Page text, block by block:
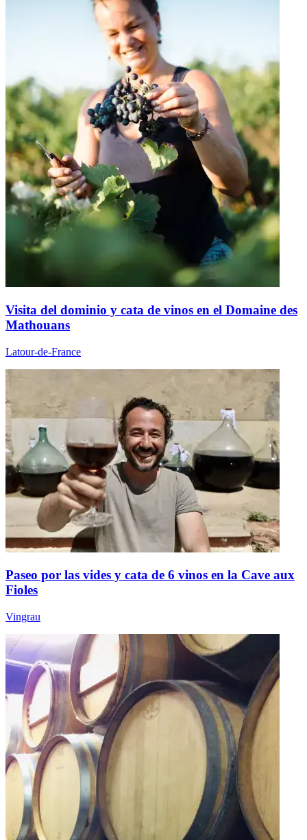
Visita del dominio y cata de vinos en el Domaine des
Mathouans
Latour-de-France
Paseo por las vides y cata de 6 vinos en la Cave aux
Fioles
Vingrau